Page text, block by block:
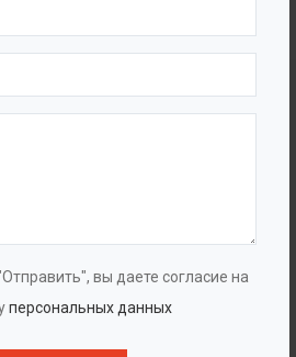
вы даете согласие на
персональных данных